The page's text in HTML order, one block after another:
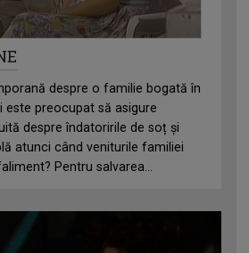
despre o familie bogată în
este preocupat să asigure
despre îndatoririle de soț și
atunci când veniturile familiei
Pentru salvarea...